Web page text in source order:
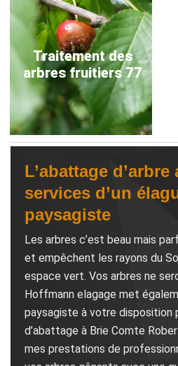
Traitement des
arbres fruitiers 77
L’abattage d’arbre
services d’un
paysagiste
Les arbres c’est beau mais
et empêchent les rayons du
espace vert. Vos arbres ne
Hoffmann elagage met
paysagiste à votre disposition
d’abattage à Brie Comte
mes prestations de